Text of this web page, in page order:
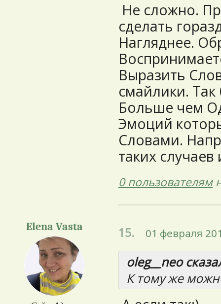
Не сложно.
сделать
Нагляднее.
Выразить
смайлики.
Больше чем
Эмоций
Словами.
таких
0 пользователям
Elena Vasta 15. 01 февраля
oleg__neo
К тому же